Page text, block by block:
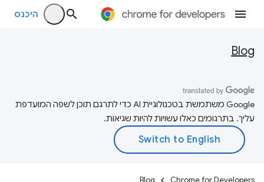
היכנס
Blog
‫Google משתמשת בטכנולוגיית AI כדי לתרגם תוכן לשפה המועדפת
עליך. בתרגומים כאלו עשויות להיות שגיאות.
Chrome for Developers
Blog